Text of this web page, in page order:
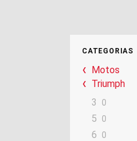
CATEGORIAS
Motos
Triumph
3
0
5 0
6 0